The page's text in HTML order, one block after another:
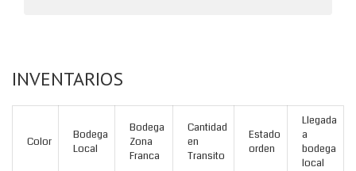
INVENTARIOS
Color
Bodega
Local
Bodega
Zona
Franca
Cantidad
en
Transito
Estado
orden
Llegada
a
bodega
local